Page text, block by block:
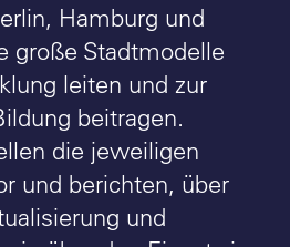
Hamburg und
große Stadtmodelle
leiten und zur
beitragen.
die jeweiligen
und berichten, über
und